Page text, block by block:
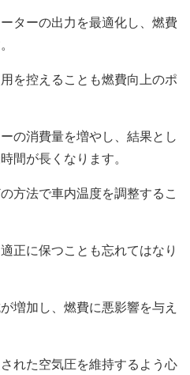
ターの出力を最適化し、燃費
を控えることも燃費向上のポ
の消費量を増やし、結果とし
間が長くなります。
方法で車内温度を調整するこ
正に保つことも忘れてはなり
増加し、燃費に悪影響を与え
れた空気圧を維持するよう心